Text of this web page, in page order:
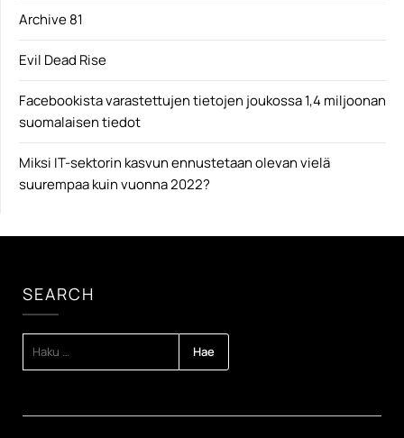
Archive 81
Evil Dead Rise
Facebookista varastettujen tietojen joukossa 1,4 miljoonan
suomalaisen tiedot
Miksi IT-sektorin kasvun ennustetaan olevan vielä
suurempaa kuin vuonna 2022?
SEARCH